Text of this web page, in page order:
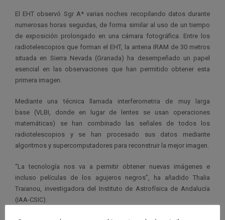
El EHT observó Sgr A* varias noches recopilando datos durante
numerosas horas seguidas, de forma similar al uso de un tiempo
de exposición prolongado en una cámara fotográfica. Entre los
radiotelescopios que forman el EHT, la antena IRAM de 30 metros
situada en Sierra Nevada (Granada) ha desempeñado un papel
esencial en las observaciones que han permitido obtener esta
primera imagen.
Mediante una técnica llamada interferometria de muy larga
base (VLBI, donde en lugar de lentes se usan operaciones
matemáticas) se han combinado las señales de todos los
radiotelescopios y se han procesado sus datos mediante
algoritmos y supercomputadores para reconstruir la mejor imagen.
“La tecnología nos va a permitir obtener nuevas imágenes e
incluso películas de los agujeros negros”, ha añadido Thalia
Traianou, investigadora del Instituto de Astrofísica de Andalucía
(IAA-CSIC).